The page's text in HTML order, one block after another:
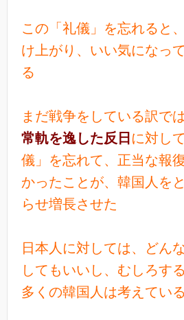
この「礼儀」を忘れると
け上がり、いい気になっ
る
まだ戦争をしている訳で
常軌を逸した反日 に対し
儀」を忘れて、正当な報
かったことが、韓国人を
らせ増長させた
日本人に対しては、どん
してもいいし、むしろす
多くの韓国人は考えている